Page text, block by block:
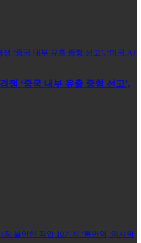
쟁 ‘중국 내부 유출 중형 선고’,